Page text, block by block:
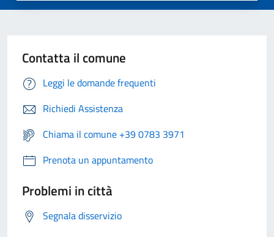
Contatta il comune
Leggi le domande frequenti
Richiedi Assistenza
Chiama il comune +39 0783 3971
Prenota un appuntamento
Problemi in città
Segnala disservizio